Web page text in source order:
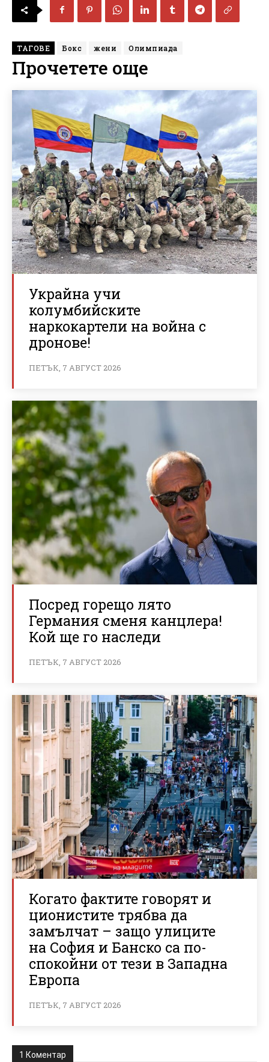
ТАГОВЕ Бокс жени Олимпиада
Прочетете още
Украйна учи
колумбийските
наркокартели на война с
дронове!
ПЕТЪК, 7 АВГУСТ 2026
Посред горещо лято
Германия сменя канцлера!
Кой ще го наследи
ПЕТЪК, 7 АВГУСТ 2026
Когато фактите говорят и
ционистите трябва да
замълчат – защо улиците
на София и Банско са по-
спокойни от тези в Западна
Европа
ПЕТЪК, 7 АВГУСТ 2026
1 Коментар